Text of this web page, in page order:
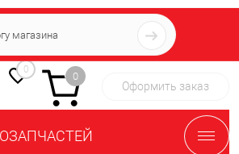
+7 (939) 716-10-06
пн-пт 7:00-16:00 МСК
0
0
Оформить заказ